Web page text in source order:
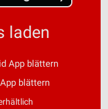
laden
App blättern
blättern